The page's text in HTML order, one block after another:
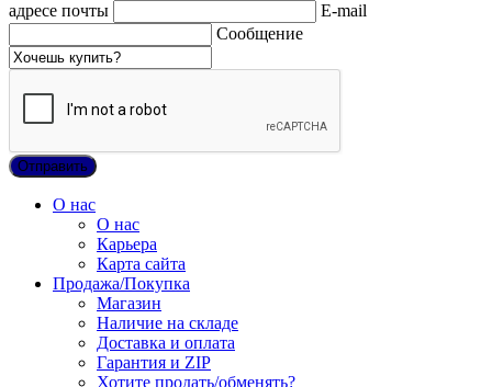
адресе почты
E-mail
Сообщение
О нас
О нас
Карьера
Карта сайта
Продажа/Покупка
Магазин
Наличие на складе
Доставка и оплата
Гарантия и ZIP
Хотите продать/обменять?